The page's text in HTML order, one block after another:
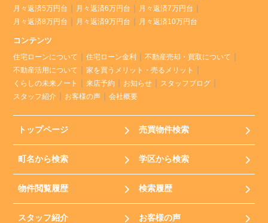
月々返済5万円台
月々返済6万円台
月々返済7万円台
月々返済8万円台
月々返済9万円台 月々返済10万円台
コンテンツ
住宅ローンについて 住宅ローン金利
不動産売却・買取について
不動産活用について
家を買うメリット・売るメリット
くらしの未来ノート
来店予約 お知らせ
スタッフブログ
スタッフ紹介
お客様の声 会社概要
トップページ 売買物件検索
町名から検索 学区から検索
物件閲覧履歴 検索履歴
スタッフ紹介 お客様の声